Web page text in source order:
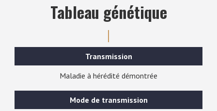
Tableau génétique
Transmission
Maladie à hérédité démontrée
Mode de transmission